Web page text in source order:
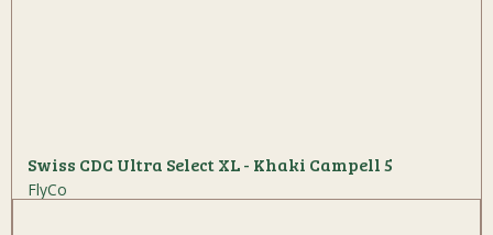
Swiss CDC Ultra Select XL - Khaki Campell 5
FlyCo